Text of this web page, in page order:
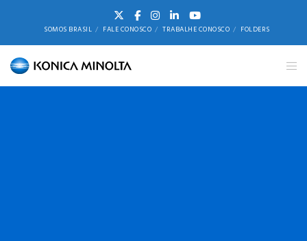
SOMOS BRASIL FALE CONOSCO TRABALHE CONOSCO FOLDERS